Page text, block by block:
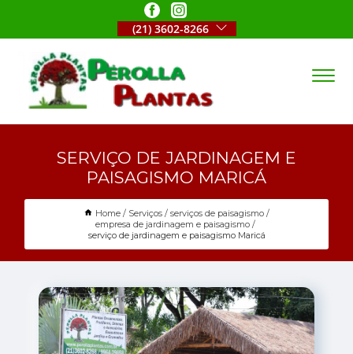
(21) 3602-8266
SERVIÇO DE JARDINAGEM E
PAISAGISMO MARICÁ
Home Serviços
serviços de paisagismo
empresa de jardinagem e paisagismo
serviço de jardinagem e paisagismo Maricá